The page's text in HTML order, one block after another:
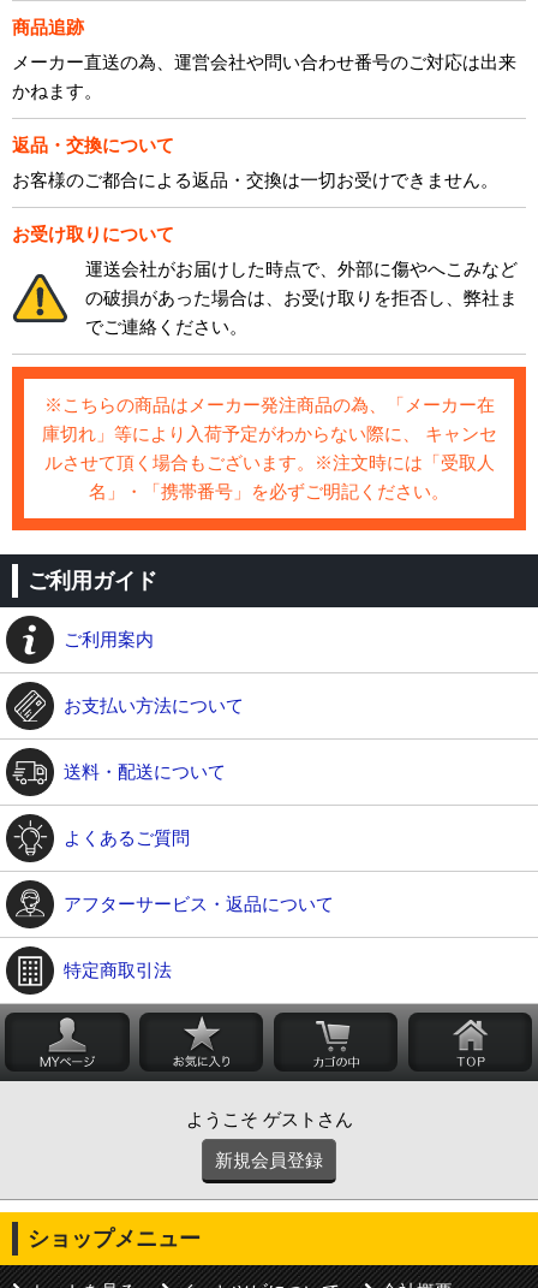
商品追跡
メーカー直送の為、運営会社や問い合わせ番号のご対応は出来
かねます。
返品・交換について
お客様のご都合による返品・交換は一切お受けできません。
お受け取りについて
運送会社がお届けした時点で、外部に傷やへこみなど
の破損があった場合は、お受け取りを拒否し、弊社ま
でご連絡ください。
※こちらの商品はメーカー発注商品の為、「メーカー在
庫切れ」等により入荷予定がわからない際に、 キャンセ
ルさせて頂く場合もございます。※注文時には「受取人
名」・「携帯番号」を必ずご明記ください。
ご利用ガイド
ご利用案内
お支払い方法について
送料・配送について
よくあるご質問
アフターサービス・返品について
特定商取引法
ようこそ ゲストさん
新規会員登録
ショップメニュー